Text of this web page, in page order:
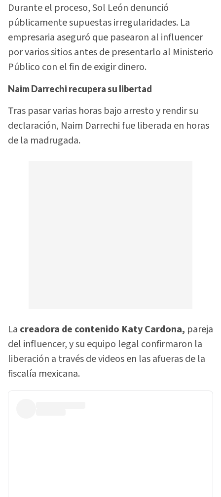
Durante el proceso, Sol León denunció
públicamente supuestas irregularidades. La
empresaria aseguró que pasearon al influencer
por varios sitios antes de presentarlo al Ministerio
Público con el fin de exigir dinero.
Naim Darrechi recupera su libertad
Tras pasar varias horas bajo arresto y rendir su
declaración, Naim Darrechi fue liberada en horas
de la madrugada.
La creadora de contenido Katy Cardona, pareja
del influencer, y su equipo legal confirmaron la
liberación a través de videos en las afueras de la
fiscalía mexicana.